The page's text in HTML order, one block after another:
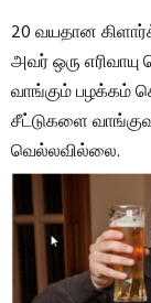
20 வயதான
அவர் ஒரு எரிவாயு
வாங்கும் பழக்கம்
சீட்டுகளை
வெல்லவில்லை.